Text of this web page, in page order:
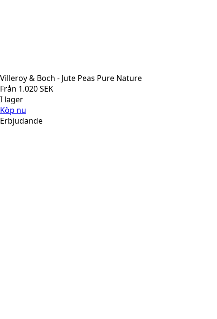
Villeroy & Boch - Jute Peas Pure Nature
Från 1.020SEK
I lager
Köp nu
Erbjudande